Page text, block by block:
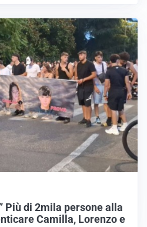
Più di 2mila persone alla
Camilla, Lorenzo e